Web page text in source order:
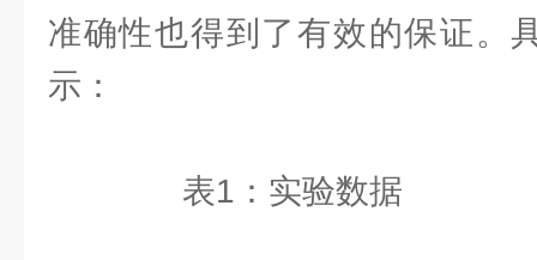
准确性也得到了有效的保证。
示：
表1：实验数据